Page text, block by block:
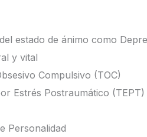
estado de ánimo como
y vital
Compulsivo (TOC)
Estrés Postraumático (TEPT)
Personalidad